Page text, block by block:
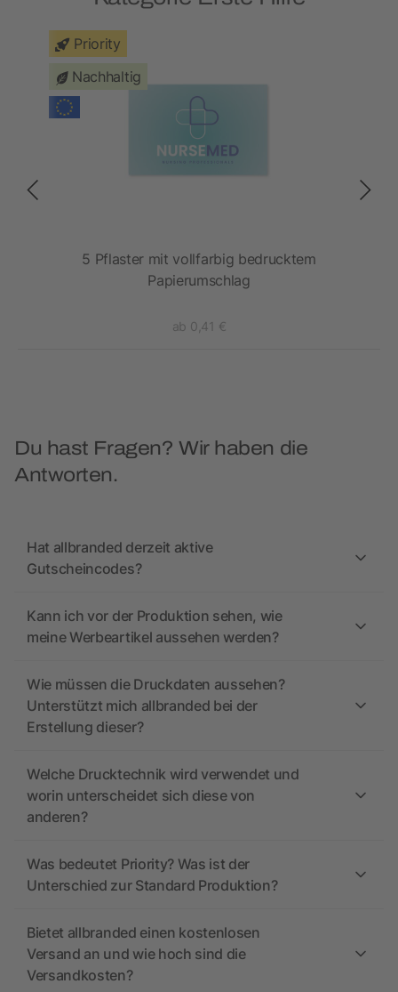
Priority
Nachhaltig
5 Pflaster mit vollfarbig bedrucktem
Papierumschlag
ab 0,41 €
Du hast Fragen? Wir haben die
Antworten.
Hat allbranded derzeit aktive
Gutscheincodes?
Kann ich vor der Produktion sehen, wie
meine Werbeartikel aussehen werden?
Wie müssen die Druckdaten aussehen?
Unterstützt mich allbranded bei der
Erstellung dieser?
Welche Drucktechnik wird verwendet und
worin unterscheidet sich diese von
anderen?
Was bedeutet Priority? Was ist der
Unterschied zur Standard Produktion?
Bietet allbranded einen kostenlosen
Versand an und wie hoch sind die
Versandkosten?